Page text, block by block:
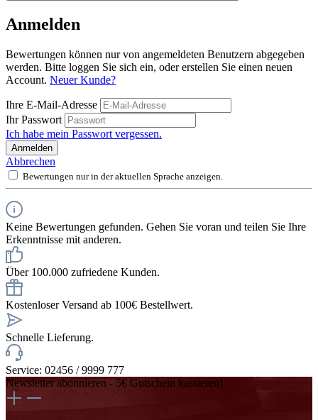
Anmelden
Bewertungen können nur von angemeldeten Benutzern abgegeben
werden. Bitte loggen Sie sich ein, oder erstellen Sie einen neuen
Account. Neuer Kunde?
Ihre E-Mail-Adresse
Ihr Passwort
Ich habe mein Passwort vergessen.
Anmelden
Abbrechen
Bewertungen nur in der aktuellen Sprache anzeigen.
Keine Bewertungen gefunden. Gehen Sie voran und teilen Sie Ihre
Erkenntnisse mit anderen.
Über 100.000 zufriedene Kunden.
Kostenloser Versand ab 100€ Bestellwert.
Schnelle Lieferung.
Service: 02456 / 9999 777
Newsletter abonnieren - 5€ Gutschein kassieren!